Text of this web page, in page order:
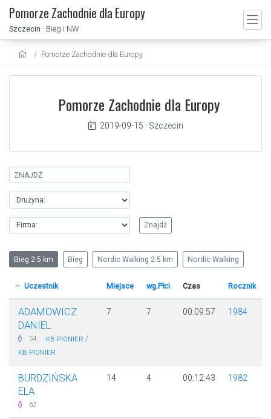
Pomorze Zachodnie dla Europy
Szczecin · Bieg i NW
Pomorze Zachodnie dla Europy
Pomorze Zachodnie dla Europy
2019-09-15 · Szczecin
Bieg 2.5 km Bieg Nordic Walking 2.5 km Nordic Walking
Uczestnik Miejsce wg.Płci Czas Rocznik
ADAMOWICZ
DANIEL
54 · KB PIONIER /
KB PIONIER
7 7 00:09:57 1984
BURDZIŃSKA
ELA
62
14 4 00:12:43 1982